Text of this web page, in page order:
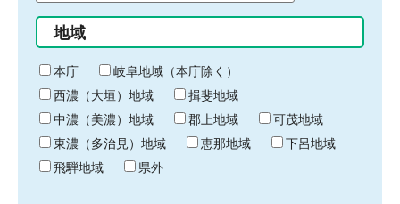
始
り
間
終
わ
り
地域
本庁
岐阜地域（本庁除く）
西濃（大垣）地域
揖斐地域
中濃（美濃）地域
郡上地域
可茂地域
東濃（多治見）地域
恵那地域
下呂地域
飛騨地域
県外